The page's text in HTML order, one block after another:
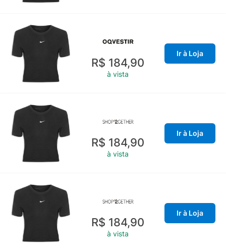
R$ 184,90
à vista
Ir à Loja
R$ 184,90
à vista
Ir à Loja
R$ 184,90
à vista
Ir à Loja